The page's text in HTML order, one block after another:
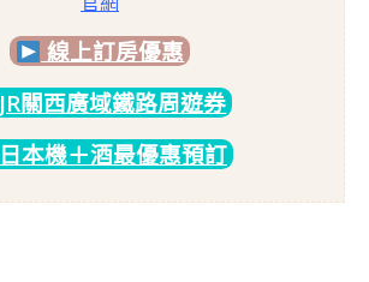
線上訂房優惠
JR關西廣域鐵路周遊券
日本機＋酒最優惠預訂